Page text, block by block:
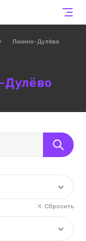
Ликино-Дулёво
Дулёво
Сбросить